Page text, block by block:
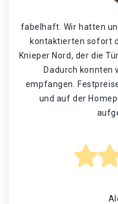
fabelhaft. Wir hatten
kontaktierten sofort
Knieper Nord, der die
Dadurch konnten
empfangen.
und auf der